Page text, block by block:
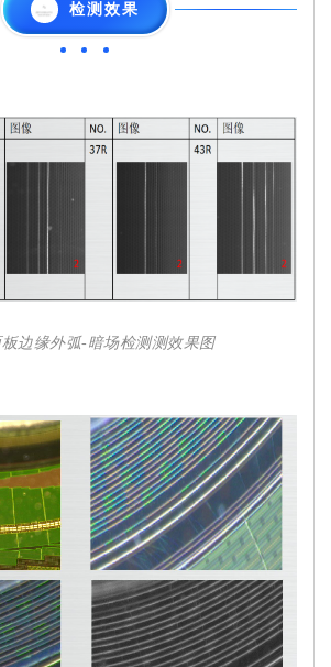
检测效果
边缘外弧-暗场检测测效果图